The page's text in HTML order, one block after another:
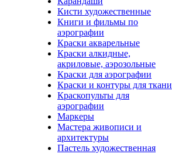
Кисти художественные
Книги и фильмы по
аэрографии
Краски акварельные
Краски алкидные,
акриловые, аэрозольные
Краски для аэрографии
Краски и контуры для ткани
Краскопульты для
аэрографии
Маркеры
Мастера живописи и
архитектуры
Пастель художественная